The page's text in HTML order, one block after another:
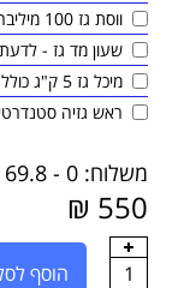
ווסת גז 100 מיליבר + מחברים
שעון מד גז -
מיכל גז 5 ק"ג כולל מילוי
ראש גזיה סטנדרטי
משלוח: 0 - 69.8 ₪
550 ₪
1 הוסף